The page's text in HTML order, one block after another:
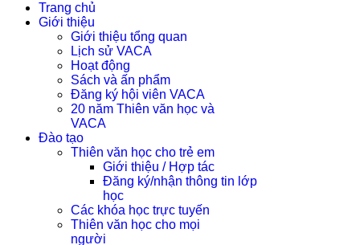
Trang chủ
Giới thiệu
Giới thiệu tổng quan
Lịch sử VACA
Hoạt động
Sách và ấn phẩm
Đăng ký hội viên VACA
20 năm Thiên văn học và
VACA
Đào tạo
Thiên văn học cho trẻ em
Giới thiệu / Hợp tác
Đăng ký/nhận thông tin lớp
học
Các khóa học trực tuyến
Thiên văn học cho mọi
người